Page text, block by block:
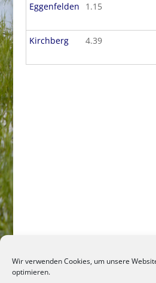
Wir verwenden Cookies, um unsere
optimieren.
Eggenfelden 1.15
Kirchberg
4.39